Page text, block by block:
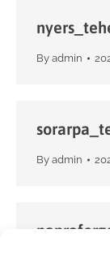
By admin
By admin